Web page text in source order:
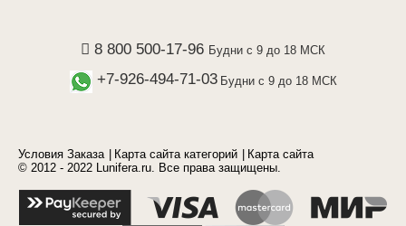
8 800 500-17-96 Будни с 9 до 18 МСК
+7-926-494-71-03 Будни с 9 до 18 МСК
Условия Заказа Карта сайта категорий
Карта сайта
© 2012 - 2022 Lunifera.ru. Все права защищены.